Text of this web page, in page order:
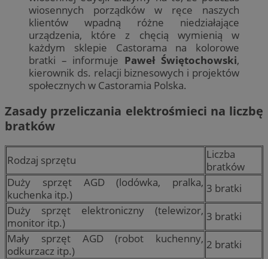
wiosennych porządków w ręce naszych
klientów wpadną różne niedziałające
urządzenia, które z chęcią wymienią w
każdym sklepie Castorama na kolorowe
bratki – informuje Paweł Świętochowski,
kierownik ds. relacji biznesowych i projektów
społecznych w Castoramia Polska.
Zasady przeliczania elektrośmieci na liczbę
bratków
Rodzaj sprzętu
Liczba
bratków
Duży sprzęt AGD (lodówka, pralka,
kuchenka itp.)
3 bratki
Duży sprzęt elektroniczny (telewizor,
monitor itp.)
3 bratki
Mały sprzęt AGD (robot kuchenny,
odkurzacz itp.)
2 bratki